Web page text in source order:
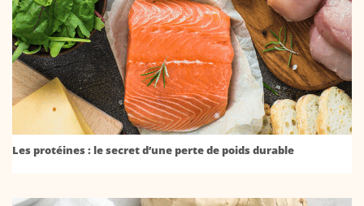
Les protéines : le secret d’une perte de poids durable